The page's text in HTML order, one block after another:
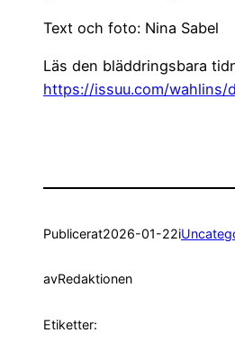
Text och foto: Nina Sabel
Läs den bläddringsbara
https://issuu.com/wahlins/
Publicerat2026-01-22i
avRedaktionen
Etiketter: